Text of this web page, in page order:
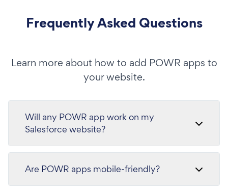
Frequently Asked Questions
Learn more about how to add POWR apps to
your website.
Will any POWR app work on my
Salesforce website?
Are POWR apps mobile-friendly?